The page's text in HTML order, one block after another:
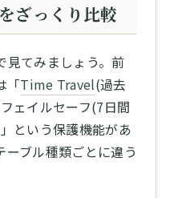
ざっくり比較
見てみましょう。前
「Time Travel(過去
ェイルセーフ(7日間
という保護機能があ
ーブル種類ごとに違う